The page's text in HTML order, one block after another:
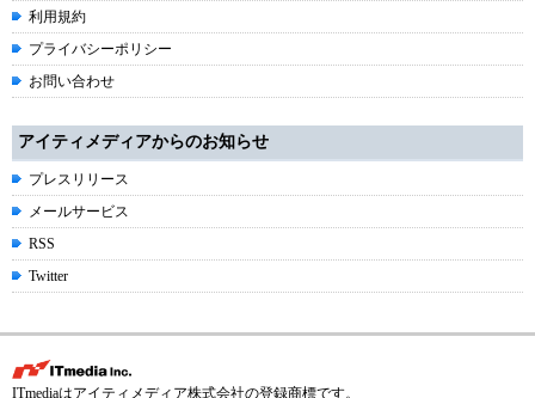
利用規約
プライバシーポリシー
お問い合わせ
アイティメディアからのお知らせ
プレスリリース
メールサービス
RSS
Twitter
ITmediaはアイティメディア株式会社の登録商標です。